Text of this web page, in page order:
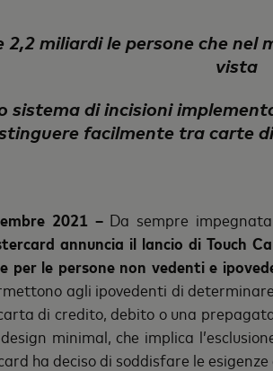
2,2 miliardi le persone che
vista
sistema di incisioni
facilmente tra carte
2021 –Da sempre
annuncia il lancio di Touch
per le persone non vedenti e
agli ipovedenti di
di credito, debito o una
minimal, che implica
ha deciso di soddisfare le